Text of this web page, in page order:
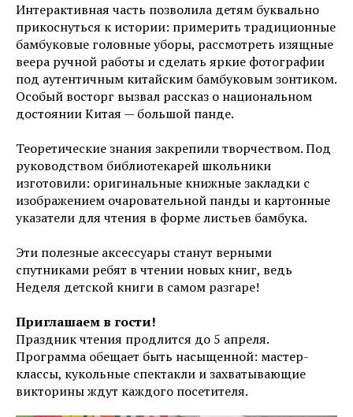
Интерактивная часть позволила детям буквально
прикоснуться к истории: примерить традиционные
бамбуковые головные уборы, рассмотреть изящные
веера ручной работы и сделать яркие фотографии
под аутентичным китайским бамбуковым зонтиком.
Особый восторг вызвал рассказ о национальном
достоянии Китая — большой панде.
Теоретические знания закрепили творчеством. Под
руководством библиотекарей школьники
изготовили: оригинальные книжные закладки с
изображением очаровательной панды и картонные
указатели для чтения в форме листьев бамбука.
Эти полезные аксессуары станут верными
спутниками ребят в чтении новых книг, ведь
Неделя детской книги в самом разгаре!
Приглашаем в гости!
Праздник чтения продлится до 5 апреля.
Программа обещает быть насыщенной: мастер-
классы, кукольные спектакли и захватывающие
викторины ждут каждого посетителя.